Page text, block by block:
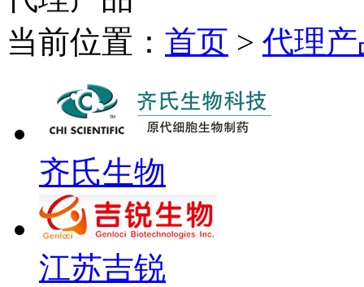
当前位置： 首页 > 代理
齐氏生物
江苏吉锐